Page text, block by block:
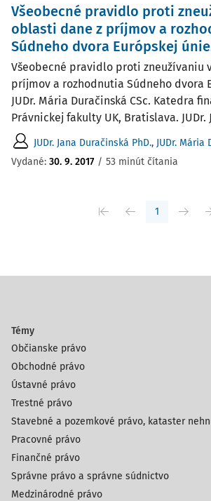
Všeobecné pravidlo proti
oblasti dane z príjmov a
Súdneho dvora Európskej
Všeobecné pravidlo proti zneužívaniu
príjmov a rozhodnutia Súdneho dvora
JUDr. Mária Duračinská CSc. Katedra
Právnickej fakulty UK, Bratislava. JUDr.
JUDr. Jana Duračinská PhD., JUDr. Mária
Vydané: 30. 9. 2017 / 53 minút čítania
1
Témy
Občianske právo
Obchodné právo
Ústavné právo
Trestné právo
Stavebné a pozemkové právo, kataster
Pracovné právo
Finančné právo
Správne právo a správne súdnictvo
Medzinárodné právo